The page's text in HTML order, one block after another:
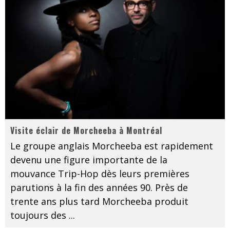
Visite éclair de Morcheeba à Montréal
Le groupe anglais Morcheeba est rapidement
devenu une figure importante de la
mouvance Trip-Hop dès leurs premières
parutions à la fin des années 90. Près de
trente ans plus tard Morcheeba produit
toujours des ...